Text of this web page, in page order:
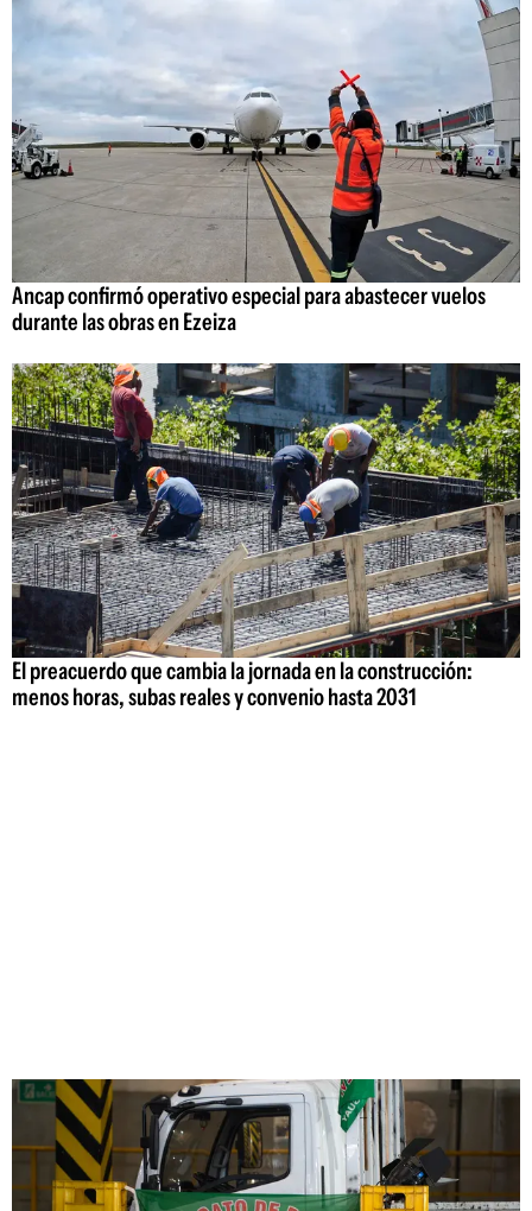
Ancap confirmó operativo especial para abastecer vuelos
durante las obras en Ezeiza
El preacuerdo que cambia la jornada en la construcción:
menos horas, subas reales y convenio hasta 2031